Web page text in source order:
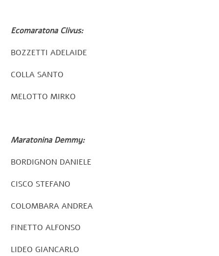
Ecomaratona Clivus:
BOZZETTI ADELAIDE
COLLA SANTO
MELOTTO MIRKO
Maratonina Demmy:
BORDIGNON DANIELE
CISCO STEFANO
COLOMBARA ANDREA
FINETTO ALFONSO
LIDEO GIANCARLO